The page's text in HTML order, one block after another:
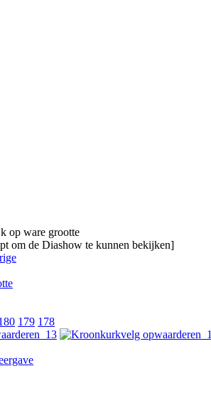
om de Diashow te kunnen bekijken]
179 178